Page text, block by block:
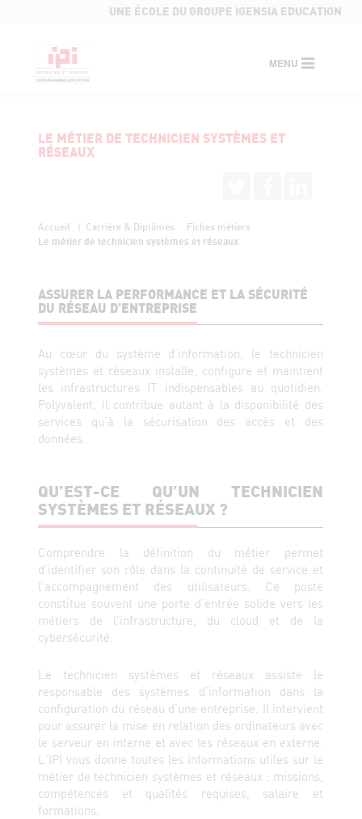
UNE ÉCOLE DU GROUPE IGENSIA EDUCATION
MENU
LE MÉTIER DE TECHNICIEN SYSTÈMES ET
RÉSEAUX
Accueil Carrière & Diplômés Fiches métiers
Le métier de technicien systèmes et réseaux
ASSURER LA PERFORMANCE ET LA SÉCURITÉ
DU RÉSEAU D’ENTREPRISE
Au cœur du système d’information, le technicien
systèmes et réseaux installe, configure et maintient
les infrastructures IT indispensables au quotidien.
Polyvalent, il contribue autant à la disponibilité des
services qu’à la sécurisation des accès et des
données.
QU’EST-CE QU’UN TECHNICIEN
SYSTÈMES ET RÉSEAUX ?
Comprendre la définition du métier permet
d’identifier son rôle dans la continuité de service et
l’accompagnement des utilisateurs. Ce poste
constitue souvent une porte d’entrée solide vers les
métiers de l’infrastructure, du cloud et de la
cybersécurité.
Le technicien systèmes et réseaux assiste le
responsable des systèmes d’information dans la
configuration du réseau d’une entreprise. Il intervient
pour assurer la mise en relation des ordinateurs avec
le serveur en interne et avec les réseaux en externe.
L’IPI vous donne toutes les informations utiles sur le
métier de technicien systèmes et réseaux : missions,
compétences et qualités requises, salaire et
formations.